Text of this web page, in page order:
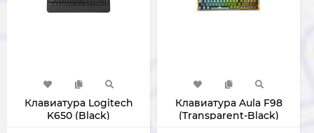
Клавиатура Logitech
K650 (Black)
Клавиатура Aula F98
(Transparent-Black)